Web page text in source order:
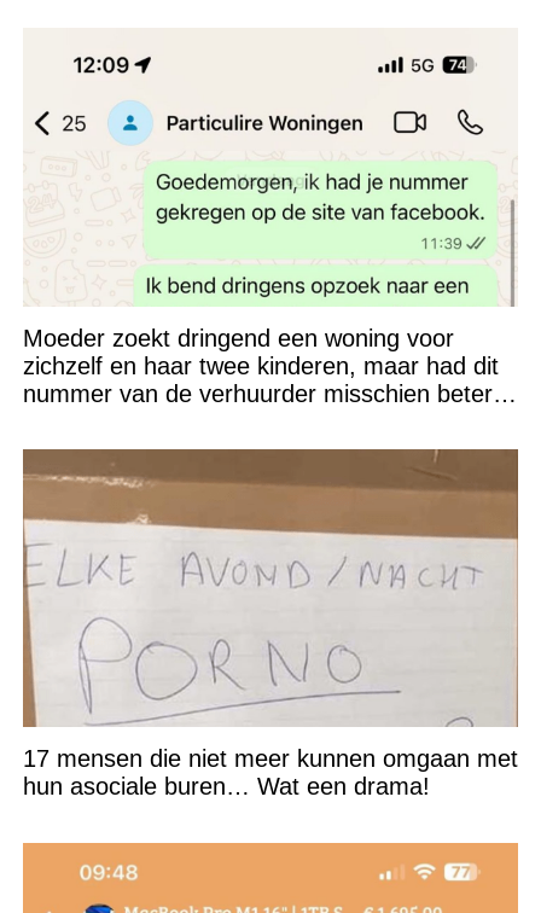
Moeder zoekt dringend een woning voor
zichzelf en haar twee kinderen, maar had dit
nummer van de verhuurder misschien beter
17 mensen die niet meer kunnen omgaan met
hun asociale buren… Wat een drama!